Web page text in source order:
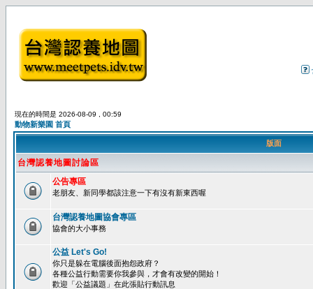
現在的時間是 2026-08-09 , 00:59
動物新樂園 首頁
版面
台灣認養地圖討論區
公告專區
老朋友、新同學都該注意一下有沒有新東西喔
台灣認養地圖協會專區
協會的大小事務
公益 Let's Go!
你只是躲在電腦後面抱怨政府？
各種公益行動需要你我參與，才會有改變的開始！
歡迎「公益議題」在此張貼行動訊息